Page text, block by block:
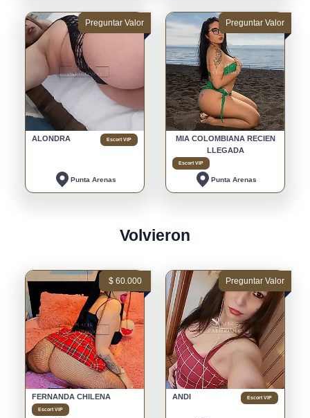
Preguntar Valor
ALONDRA Escort VIP
Punta Arenas
Preguntar Valor
MIA COLOMBIANA RECIEN
LLEGADA
Escort VIP
Punta Arenas
Volvieron
$ 60.000
FERNANDA CHILENA
Escort VIP
Preguntar Valor
ANDI Escort VIP